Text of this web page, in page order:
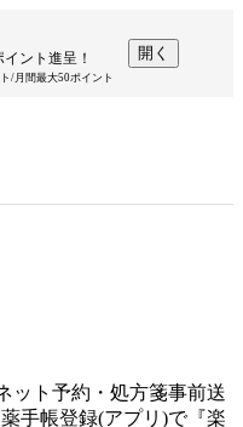
ント進呈！
/月間最大50ポイント
開く
ット予約・処方箋事前送
手帳登録(アプリ)で『楽